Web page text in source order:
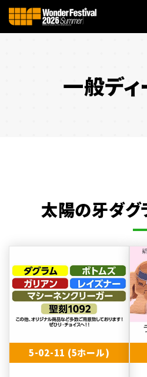
一般デ
太陽の牙ダグ
5-02-11 (5ホール)